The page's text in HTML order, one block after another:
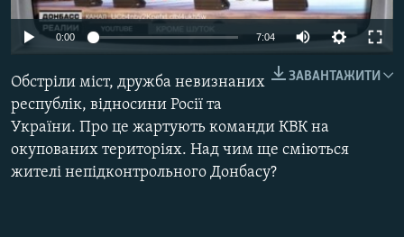
МУЛЬТИМЕДІА
ФОТО
СПЕЦПРОЄКТИ
ПОДКАСТИ
КРИМ РЕАЛІЇ
0:00 7:04
ЗАВАНТАЖИТИ
Обстріли міст, дружба невизнаних
республік, відносини Росії та
України. Про це жартують команди КВК на
окупованих територіях. Над чим ще сміються
жителі непідконтрольного Донбасу?